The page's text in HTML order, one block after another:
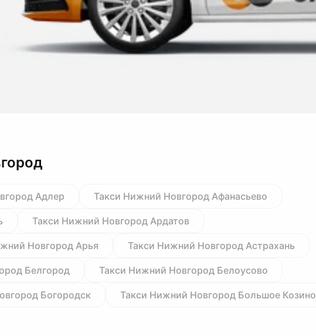
Адлер Такси Нижний Новгород Афанасьево
Такси Нижний Новгород Ардатов
Новгород Арья Такси Нижний Новгород Астрахань
Белгород Такси Нижний Новгород Белоусово
Богородск Такси Нижний Новгород Большое Козино